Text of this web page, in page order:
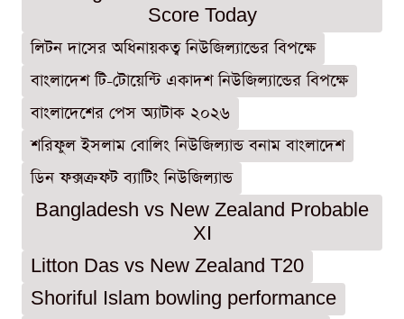
Score Today
লিটন দাসের অধিনায়কত্ব নিউজিল্যান্ডের বিপক্ষে
বাংলাদেশ টি-টোয়েন্টি একাদশ নিউজিল্যান্ডের বিপক্ষে
বাংলাদেশের পেস অ্যাটাক ২০২৬
শরিফুল ইসলাম বোলিং নিউজিল্যান্ড বনাম বাংলাদেশ
ডিন ফক্সক্রফট ব্যাটিং নিউজিল্যান্ড
Bangladesh vs New Zealand Probable
XI
Litton Das vs New Zealand T20
Shoriful Islam bowling performance